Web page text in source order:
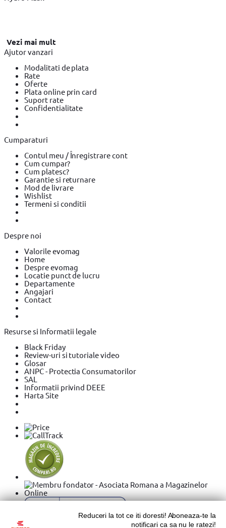
Vezi mai mult
Ajutor vanzari
Modalitati de plata
Rate
Oferte
Plata online prin card
Suport rate
Confidentialitate
Cumparaturi
Contul meu / Înregistrare cont
Cum cumpar?
Cum platesc?
Garantie si returnare
Mod de livrare
Wishlist
Termeni si conditii
Despre noi
Valorile evomag
Home
Despre evomag
Locatie punct de lucru
Departamente
Angajari
Contact
Resurse si Informatii legale
Black Friday
Review-uri si tutoriale video
Glosar
ANPC - Protectia Consumatorilor
SAL
Informatii privind DEEE
Harta Site
Reduceri la tot ce iti doresti! Aboneaza-te la
notificari ca sa nu le ratezi!